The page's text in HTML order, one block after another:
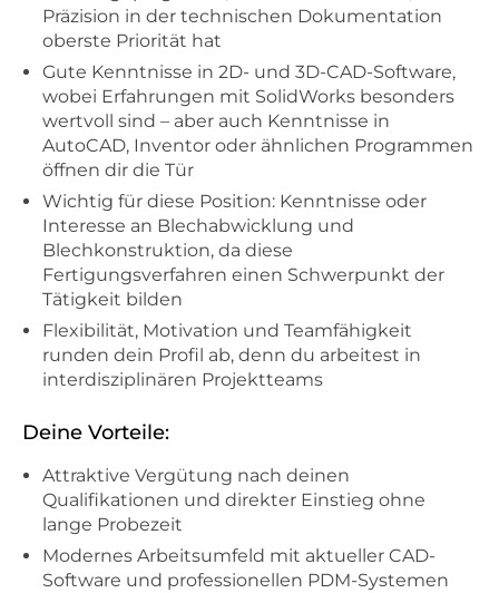
Präzision in der technischen Dokumentation
oberste Priorität hat
Gute Kenntnisse in 2D- und 3D-CAD-Software,
wobei Erfahrungen mit SolidWorks besonders
wertvoll sind – aber auch Kenntnisse in
AutoCAD, Inventor oder ähnlichen Programmen
öffnen dir die Tür
Wichtig für diese Position: Kenntnisse oder
Interesse an Blechabwicklung und
Blechkonstruktion, da diese
Fertigungsverfahren einen Schwerpunkt der
Tätigkeit bilden
Flexibilität, Motivation und Teamfähigkeit
runden dein Profil ab, denn du arbeitest in
interdisziplinären Projektteams
Deine Vorteile:
Attraktive Vergütung nach deinen
Qualifikationen und direkter Einstieg ohne
lange Probezeit
Modernes Arbeitsumfeld mit aktueller CAD-
Software und professionellen PDM-Systemen